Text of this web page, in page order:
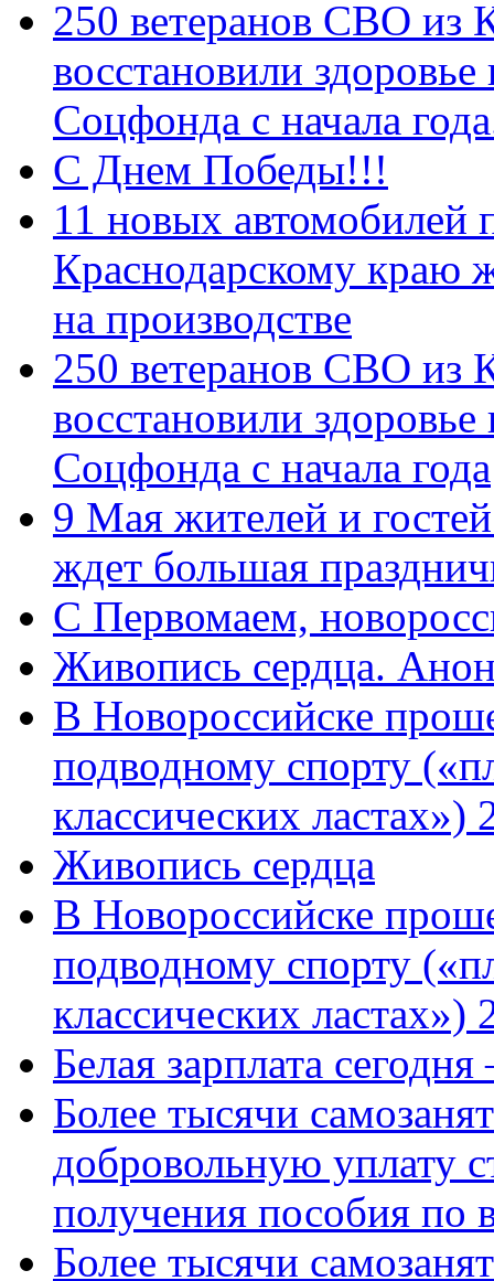
250 ветеранов СВО из
восстановили
Соцфонда с начала
С Днем Победы!!!
11 новых автомобилей
Краснодарскому краю
на производстве
250 ветеранов СВО из
восстановили
Соцфонда с начала года
9 Мая жителей и
ждет большая
C Первомаем,
Живопись сердца.
В Новороссийске
подводному спорту
классических
Живопись сердца
В Новороссийске
подводному спорту
классических ластах»)
Белая зарплата
Более тысячи
добровольную уплату
получения пособия по
Более тысячи